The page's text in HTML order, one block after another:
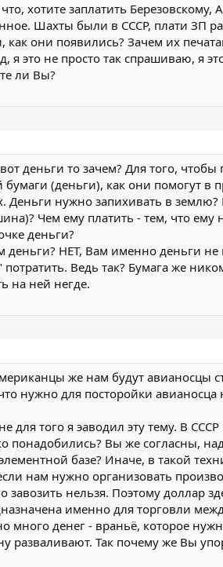
хотите заплатить
Шахты были в СССР, плати ЗП
как они появились? Зачем их
я это не просто так спрашиваю, я
ли Вы?
деньги то зачем? Для того,
(деньги), как они помогут
Деньги нужно запихивать в
Чем ему платить - тем, что ему
деньги?
НЕТ, Вам именно деньги
Ведь так? Бумага же
на ней негде.
же нам будут авианосцы
нужно для посторойки
для того я эаводил эту тему. В
понадобились? Вы же согласны,
базе? Иначе, в такой
нам нужно организовать
завозить нельзя. Поэтому доллар
именно для торговли
много денег - враньё, которое
разваливают. Так почему же Вы